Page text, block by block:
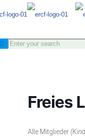
Freies
Alle Mitglieder